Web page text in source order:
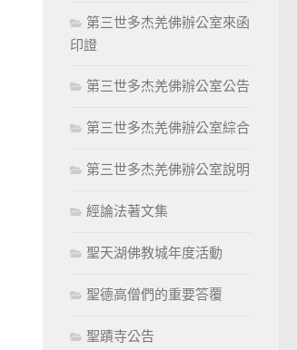
第三世多杰羌佛辦公室來函
印證
第三世多杰羌佛辦公室公告
第三世多杰羌佛辦公室綜合
第三世多杰羌佛辦公室說明
經論法著文集
聖天湖佛教城年度活動
聖德高僧們的重要答覆
聖蹟寺公告